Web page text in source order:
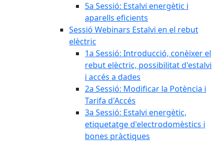
5a Sessió: Estalvi energètic i
aparells eficients
Sessió Webinars Estalvi en el rebut
elèctric
1a Sessió: Introducció, conèixer el
rebut elèctric, possibilitat d'estalvi
i accés a dades
2a Sessió: Modificar la Potència i
Tarifa d'Accés
3a Sessió: Estalvi energètic,
etiquetatge d'electrodomèstics i
bones pràctiques